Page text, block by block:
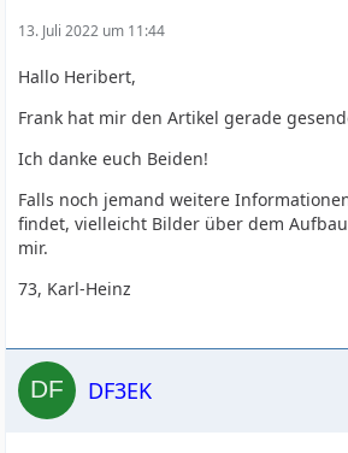
13. Juli 2022 um 11:44
Hallo Heribert,
Frank hat mir den Artikel gerade
Ich danke euch Beiden!
Falls noch jemand weitere
findet, vielleicht Bilder über dem
mir.
73, Karl-Heinz
DF3EK